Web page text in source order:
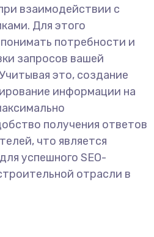
взаимодействии с
Для этого
потребности и
запросов вашей
это, создание
информации на
получения ответов
что является
успешного SEO-
отрасли в